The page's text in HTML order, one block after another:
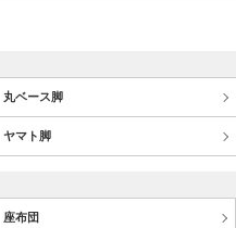
丸ベース脚
ヤマト脚
座布団